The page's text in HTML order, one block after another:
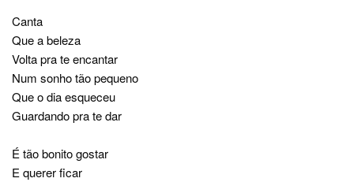
Canta
Que a beleza
Volta pra te encantar
Num sonho tão pequeno
Que o dia esqueceu
Guardando pra te dar
É tão bonito gostar
E querer ficar